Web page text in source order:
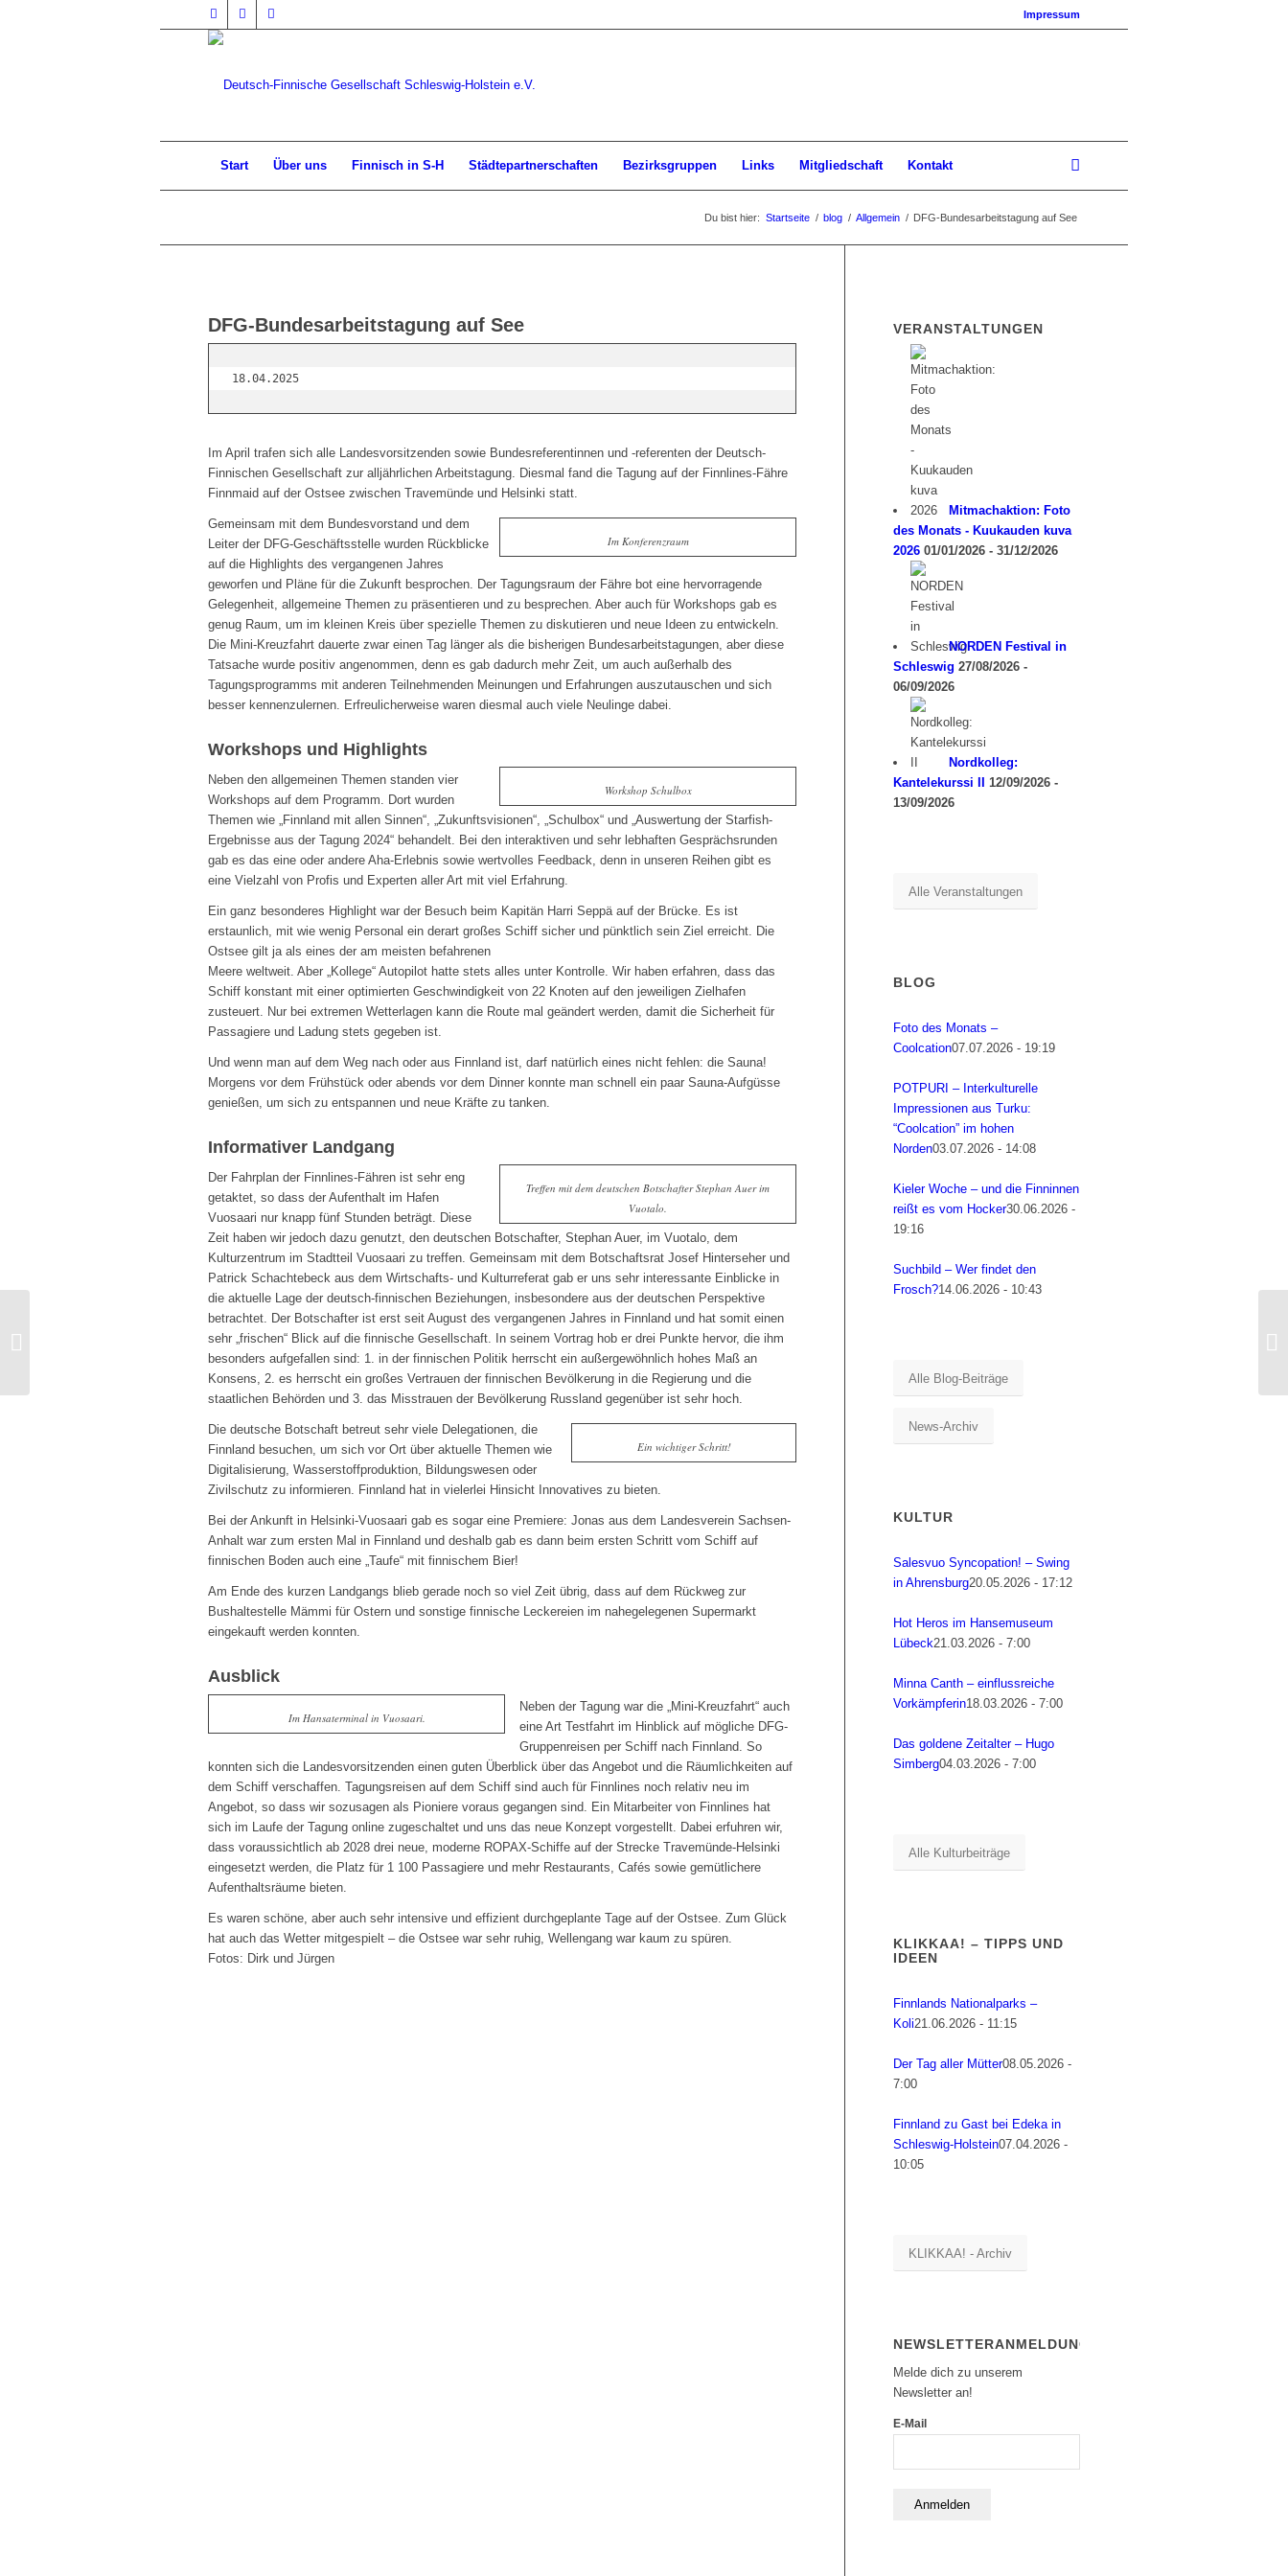
Impressum
Start Über uns Finnisch in S-H Städtepartnerschaften Bezirksgruppen Links Mitgliedschaft Kontakt
Du bist hier: Startseite / blog / Allgemein / DFG-Bundesarbeitstagung auf See
DFG-Bundesarbeitstagung auf See
18.04.2025
Im April trafen sich alle Landesvorsitzenden sowie Bundesreferentinnen und -referenten der Deutsch-
Finnischen Gesellschaft zur alljährlichen Arbeitstagung. Diesmal fand die Tagung auf der Finnlines-Fähre
Finnmaid auf der Ostsee zwischen Travemünde und Helsinki statt.
Im Konferenzraum
Gemeinsam mit dem Bundesvorstand und dem
Leiter der DFG-Geschäftsstelle wurden Rückblicke
auf die Highlights des vergangenen Jahres
geworfen und Pläne für die Zukunft besprochen. Der Tagungsraum der Fähre bot eine hervorragende
Gelegenheit, allgemeine Themen zu präsentieren und zu besprechen. Aber auch für Workshops gab es
genug Raum, um im kleinen Kreis über spezielle Themen zu diskutieren und neue Ideen zu entwickeln.
Die Mini-Kreuzfahrt dauerte zwar einen Tag länger als die bisherigen Bundesarbeitstagungen, aber diese
Tatsache wurde positiv angenommen, denn es gab dadurch mehr Zeit, um auch außerhalb des
Tagungsprogramms mit anderen Teilnehmenden Meinungen und Erfahrungen auszutauschen und sich
besser kennenzulernen. Erfreulicherweise waren diesmal auch viele Neulinge dabei.
Workshops und Highlights
Workshop Schulbox
Neben den allgemeinen Themen standen vier
Workshops auf dem Programm. Dort wurden
Themen wie „Finnland mit allen Sinnen“, „Zukunftsvisionen“, „Schulbox“ und „Auswertung der Starfish-
Ergebnisse aus der Tagung 2024“ behandelt. Bei den interaktiven und sehr lebhaften Gesprächsrunden
gab es das eine oder andere Aha-Erlebnis sowie wertvolles Feedback, denn in unseren Reihen gibt es
eine Vielzahl von Profis und Experten aller Art mit viel Erfahrung.
Ein ganz besonderes Highlight war der Besuch beim Kapitän Harri Seppä auf der Brücke. Es ist
erstaunlich, mit wie wenig Personal ein derart großes Schiff sicher und pünktlich sein Ziel erreicht. Die
Ostsee gilt ja als eines der am meisten befahrenen
Meere weltweit. Aber „Kollege“ Autopilot hatte stets alles unter Kontrolle. Wir haben erfahren, dass das
Schiff konstant mit einer optimierten Geschwindigkeit von 22 Knoten auf den jeweiligen Zielhafen
zusteuert. Nur bei extremen Wetterlagen kann die Route mal geändert werden, damit die Sicherheit für
Passagiere und Ladung stets gegeben ist.
Und wenn man auf dem Weg nach oder aus Finnland ist, darf natürlich eines nicht fehlen: die Sauna!
Morgens vor dem Frühstück oder abends vor dem Dinner konnte man schnell ein paar Sauna-Aufgüsse
genießen, um sich zu entspannen und neue Kräfte zu tanken.
Informativer Landgang
Treffen mit dem deutschen Botschafter Stephan Auer im
Vuotalo.
Der Fahrplan der Finnlines-Fähren ist sehr eng
getaktet, so dass der Aufenthalt im Hafen
Vuosaari nur knapp fünf Stunden beträgt. Diese
Zeit haben wir jedoch dazu genutzt, den deutschen Botschafter, Stephan Auer, im Vuotalo, dem
Kulturzentrum im Stadtteil Vuosaari zu treffen. Gemeinsam mit dem Botschaftsrat Josef Hinterseher und
Patrick Schachtebeck aus dem Wirtschafts- und Kulturreferat gab er uns sehr interessante Einblicke in
die aktuelle Lage der deutsch-finnischen Beziehungen, insbesondere aus der deutschen Perspektive
betrachtet. Der Botschafter ist erst seit August des vergangenen Jahres in Finnland und hat somit einen
sehr „frischen“ Blick auf die finnische Gesellschaft. In seinem Vortrag hob er drei Punkte hervor, die ihm
besonders aufgefallen sind: 1. in der finnischen Politik herrscht ein außergewöhnlich hohes Maß an
Konsens, 2. es herrscht ein großes Vertrauen der finnischen Bevölkerung in die Regierung und die
staatlichen Behörden und 3. das Misstrauen der Bevölkerung Russland gegenüber ist sehr hoch.
Ein wichtiger Schritt!
Die deutsche Botschaft betreut sehr viele Delegationen, die
Finnland besuchen, um sich vor Ort über aktuelle Themen wie
Digitalisierung, Wasserstoffproduktion, Bildungswesen oder
Zivilschutz zu informieren. Finnland hat in vielerlei Hinsicht Innovatives zu bieten.
Bei der Ankunft in Helsinki-Vuosaari gab es sogar eine Premiere: Jonas aus dem Landesverein Sachsen-
Anhalt war zum ersten Mal in Finnland und deshalb gab es dann beim ersten Schritt vom Schiff auf
finnischen Boden auch eine „Taufe“ mit finnischem Bier!
Am Ende des kurzen Landgangs blieb gerade noch so viel Zeit übrig, dass auf dem Rückweg zur
Bushaltestelle Mämmi für Ostern und sonstige finnische Leckereien im nahegelegenen Supermarkt
eingekauft werden konnten.
Ausblick
Im Hansaterminal in Vuosaari.
Neben der Tagung war die „Mini-Kreuzfahrt“ auch
eine Art Testfahrt im Hinblick auf mögliche DFG-
Gruppenreisen per Schiff nach Finnland. So
konnten sich die Landesvorsitzenden einen guten Überblick über das Angebot und die Räumlichkeiten auf
dem Schiff verschaffen. Tagungsreisen auf dem Schiff sind auch für Finnlines noch relativ neu im
Angebot, so dass wir sozusagen als Pioniere voraus gegangen sind. Ein Mitarbeiter von Finnlines hat
sich im Laufe der Tagung online zugeschaltet und uns das neue Konzept vorgestellt. Dabei erfuhren wir,
dass voraussichtlich ab 2028 drei neue, moderne ROPAX-Schiffe auf der Strecke Travemünde-Helsinki
eingesetzt werden, die Platz für 1 100 Passagiere und mehr Restaurants, Cafés sowie gemütlichere
Aufenthaltsräume bieten.
Es waren schöne, aber auch sehr intensive und effizient durchgeplante Tage auf der Ostsee. Zum Glück
hat auch das Wetter mitgespielt – die Ostsee war sehr ruhig, Wellengang war kaum zu spüren.
Fotos: Dirk und Jürgen
VERANSTALTUNGEN
Mitmachaktion: Foto
des Monats - Kuukauden kuva
2026 01/01/2026 - 31/12/2026
NORDEN Festival in
Schleswig 27/08/2026 -
06/09/2026
Nordkolleg:
Kantelekurssi II
12/09/2026 -
13/09/2026
Alle Veranstaltungen
BLOG
Foto des Monats –
Coolcation07.07.2026 - 19:19
POTPURI – Interkulturelle
Impressionen aus Turku:
“Coolcation” im hohen
Norden03.07.2026 - 14:08
Kieler Woche – und die Finninnen
reißt es vom Hocker30.06.2026 -
19:16
Suchbild – Wer findet den
Frosch?14.06.2026 - 10:43
Alle Blog-Beiträge
News-Archiv
KULTUR
Salesvuo Syncopation! – Swing
in Ahrensburg20.05.2026 - 17:12
Hot Heros im Hansemuseum
Lübeck21.03.2026 - 7:00
Minna Canth – einflussreiche
Vorkämpferin18.03.2026 - 7:00
Das goldene Zeitalter – Hugo
Simberg04.03.2026 - 7:00
Alle Kulturbeiträge
KLIKKAA! – TIPPS UND
IDEEN
Finnlands Nationalparks –
Koli21.06.2026 - 11:15
Der Tag aller Mütter08.05.2026 -
7:00
Finnland zu Gast bei Edeka in
Schleswig-Holstein07.04.2026 -
10:05
KLIKKAA! - Archiv
NEWSLETTERANMELDUNG
Melde dich zu unserem
Newsletter an!
E-Mail
Anmelden